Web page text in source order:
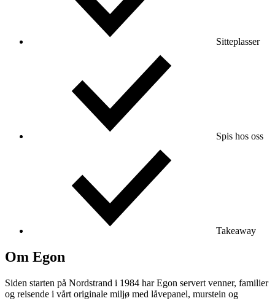
Sitteplasser
Spis hos oss
Takeaway
Om Egon
Siden starten på Nordstrand i 1984 har Egon servert venner, familier
og reisende i vårt originale miljø med låvepanel, murstein og